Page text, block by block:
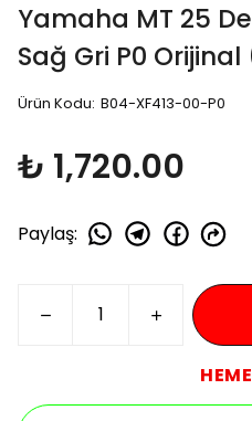
Yamaha MT 25
Sağ Gri P0 Orijinal
Ürün Kodu: B04-XF413-00-P0
₺ 1,720.00
Paylaş: